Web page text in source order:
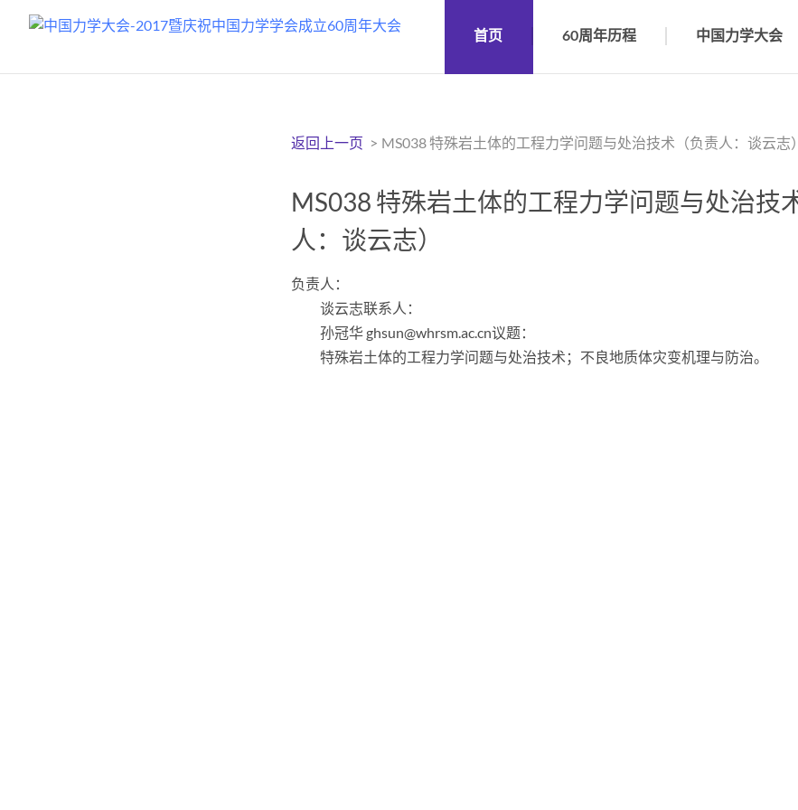
首页 60周年历程 中国力学大会
返回上一页 > MS038 特殊岩土体的工程力学问题与处治技术（负责人：谈云志）
MS038 特殊岩土体的工程力学问题与处治技
人：谈云志）
负责人：
谈云志联系人：
孙冠华 ghsun@whrsm.ac.cn议题：
特殊岩土体的工程力学问题与处治技术；不良地质体灾变机理与防治。